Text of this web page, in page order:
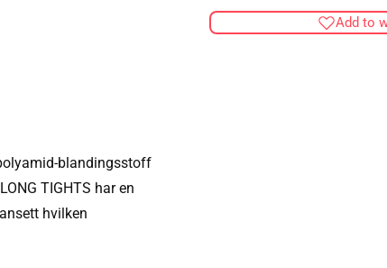
Add to
blandingsstoff
TIGHTS har en
hvilken